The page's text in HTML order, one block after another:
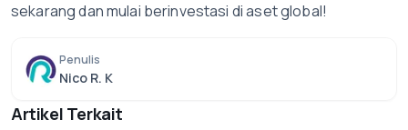
sekarang dan mulai berinvestasi di aset global!
Penulis
Nico R. K
Artikel Terkait